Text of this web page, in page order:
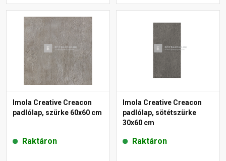
Imola Creative Creacon
padlólap, szürke 60x60 cm
Raktáron
Imola Creative Creacon
padlólap, sötétszürke
30x60 cm
Raktáron